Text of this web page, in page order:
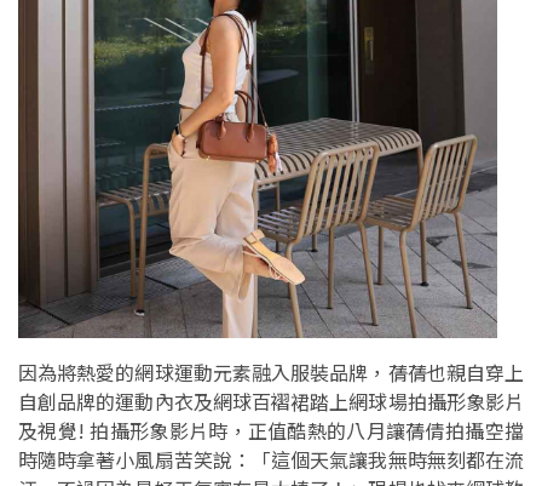
因為將熱愛的網球運動元素融入服裝品牌，蒨蒨也親自穿上
自創品牌的運動內衣及網球百褶裙踏上網球場拍攝形象影片
及視覺! 拍攝形象影片時，正值酷熱的八月讓蒨倩拍攝空擋
時隨時拿著小風扇苦笑說：「這個天氣讓我無時無刻都在流